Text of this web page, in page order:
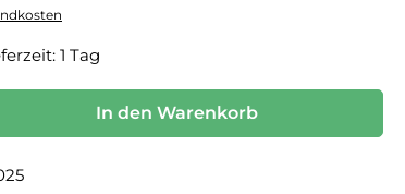
1 Tag
Wert ein oder benutze die Schaltflächen um die
In den Warenkorb